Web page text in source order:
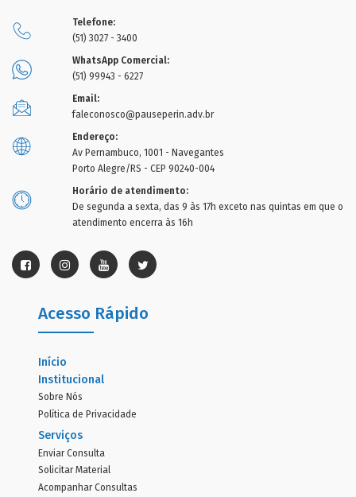
Telefone:
(51) 3027 - 3400
WhatsApp Comercial:
(51) 99943 - 6227
Email:
faleconosco@pauseperin.adv.br
Endereço:
Av Pernambuco, 1001 - Navegantes
Porto Alegre/RS - CEP 90240-004
Horário de atendimento:
De segunda a sexta, das 9 às 17h exceto nas quintas em que o
atendimento encerra às 16h
Acesso Rápido
Início
Institucional
Sobre Nós
Política de Privacidade
Serviços
Enviar Consulta
Solicitar Material
Acompanhar Consultas